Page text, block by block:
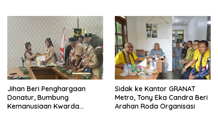
Jihan Beri Penghargaan
Donatur, Bumbung
Kemanusiaan Kwarda
‎Sidak ke Kantor GRANAT
Metro, Tony Eka Candra Beri
Arahan Roda Organisasi